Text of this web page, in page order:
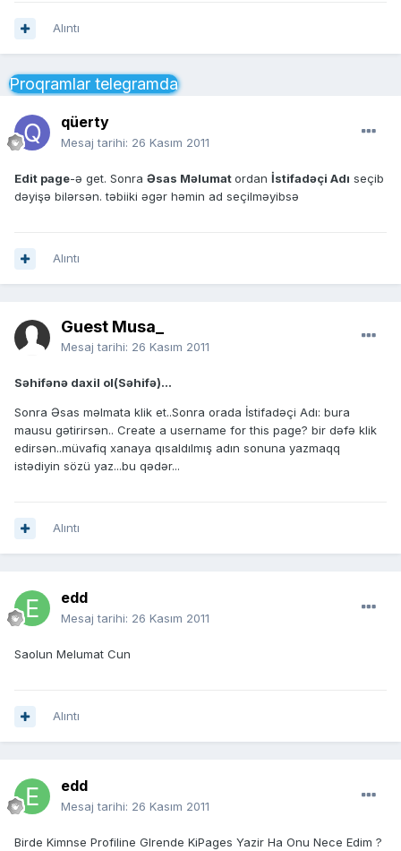
Alıntı
Proqramlar telegramda
qüerty
Mesaj tarihi: 26 Kasım 2011
Edit page-ə get. Sonra Əsas Məlumatordan İstifadəçi Adı seçib
dəyişə bilərsən. təbiiki əgər həmin ad seçilməyibsə
Alıntı
Guest Musa_
Mesaj tarihi: 26 Kasım 2011
Səhifənə daxil ol(Səhifə)...
Sonra Əsas məlmata klik et..Sonra orada İstifadəçi Adı: bura
mausu gətirirsən.. Create a username for this page? bir dəfə klik
edirsən..müvafiq xanaya qısaldılmış adın sonuna yazmaqq
istədiyin sözü yaz...bu qədər...
Alıntı
edd
Mesaj tarihi: 26 Kasım 2011
Saolun Melumat Cun
Alıntı
edd
Mesaj tarihi: 26 Kasım 2011
Birde Kimnse Profiline GIrende KiPages Yazir Ha Onu Nece Edim ?